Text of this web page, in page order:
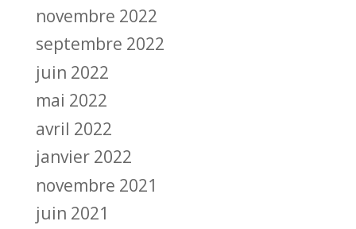
novembre 2022
septembre 2022
juin 2022
mai 2022
avril 2022
janvier 2022
novembre 2021
juin 2021